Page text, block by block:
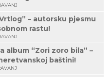
– autorsku pjesmu
rastu!
album “Zori zoro bila” –
baštini!